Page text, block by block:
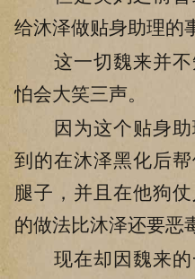
给沐泽做贴身助理的
这一切魏来并不
怕会大笑三声。
因为这个贴身助
到的在沐泽黑化后
腿子，并且在他狗
的做法比沐泽还要恶
现在却因魏来的